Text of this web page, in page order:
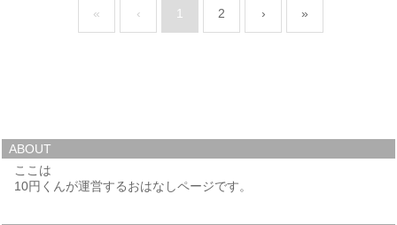
« ‹ 1 2 › »
ABOUT
ここは
10円くんが運営するおはなしページです。